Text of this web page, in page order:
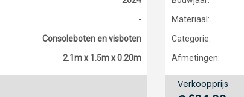
-
Consoleboten en visboten
2.1m x 1.5m x 0.20m
Materiaal:
Categorie:
Afmetingen:
Verkoopprijs